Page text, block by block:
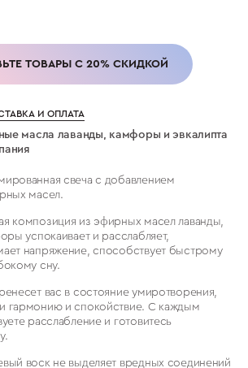
масла лаванды, камфоры и эвкалипта
свеча с добавлением
масел.
композиция из эфирных масел лаванды,
успокаивает и расслабляет,
напряжение, способствует быстрому
сну.
вас в состояние умиротворения,
гармонию и спокойствие. С каждым
расслабление и готовитесь
воск не выделяет вредных соединений
И ОПЛАТА
ТОВАРЫ С 20% СКИДКОЙ